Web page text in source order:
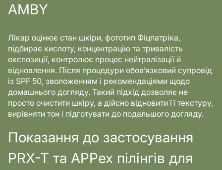
AMBY
Лікар оцінює стан шкіри, фототип Фіцпатріка,
підбирає кислоту, концентрацію та тривалість
експозиції, контролює процес нейтралізації й
відновлення. Після процедури обов’язковий супровід
із SPF 50, зволоженням і рекомендаціями щодо
домашнього догляду. Такий підхід дозволяє не
просто очистити шкіру, а дійсно відновити її текстуру,
вирівняти тон і підготувати до подальшого догляду.
Показання до застосування
PRX-T та APPex пілінгів для